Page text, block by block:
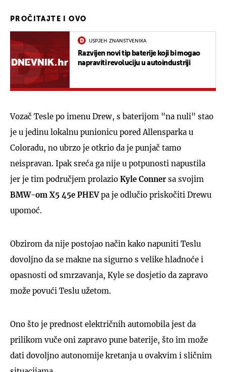
PROČITAJTE I OVO
USPJEH ZNANSTVENIKA
Razvijen novi tip baterije koji bi mogao
napraviti revoluciju u autoindustriji
Vozač Tesle po imenu Drew, s baterijom "na nuli" stao
je u jedinu lokalnu punionicu pored Allensparka u
Coloradu, no ubrzo je otkrio da je punjač tamo
neispravan. Ipak sreća ga nije u potpunosti napustila
jer je tim područjem prolazio Kyle Conner sa svojim
BMW-om X5 45e PHEVpa je odlučio priskočiti Drewu
upomoć.
Obzirom da nije postojao način kako napuniti Teslu
dovoljno da se makne na sigurno s velike hladnoće i
opasnosti od smrzavanja, Kyle se dosjetio da zapravo
može povući Teslu užetom.
Ono što je prednost električnih automobila jest da
prilikom vuče oni zapravo pune baterije, što im može
dati dovoljno autonomije kretanja u ovakvim i sličnim